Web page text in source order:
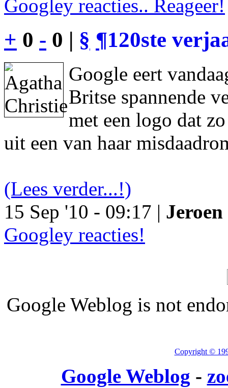
Googley reacties.. Reageer!
+ 0 - 0 | § ¶120ste
Google eert
Britse spannende
met een logo dat
uit een van haar
(Lees verder...!)
15 Sep '10 - 09:17 |
Googley reacties!
Google Weblog is not
Copyright ©
Google Weblog -